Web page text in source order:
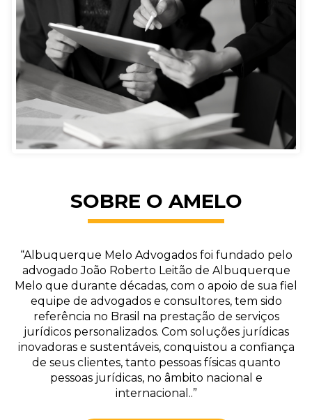
SOBRE O AMELO
“Albuquerque Melo Advogados foi fundado pelo
advogado João Roberto Leitão de Albuquerque
Melo que durante décadas, com o apoio de sua fiel
equipe de advogados e consultores, tem sido
referência no Brasil na prestação de serviços
jurídicos personalizados. Com soluções jurídicas
inovadoras e sustentáveis, conquistou a confiança
de seus clientes, tanto pessoas físicas quanto
pessoas jurídicas, no âmbito nacional e
internacional..”